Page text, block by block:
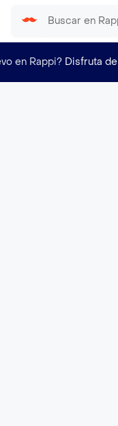
en Rappi? Disfruta de